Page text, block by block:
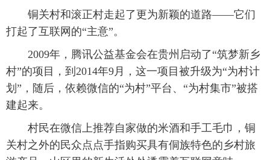
铜关村和滚正村走起了更为新颖的道路——它们
打起了互联网的“主意”。
2009年，腾讯公益基金会在贵州启动了“筑梦新乡
村”的项目，到2014年9月，这一项目被升级为“为村计
划”，随后，依赖微信的“为村”平台、“为村集市”被搭
建起来。
村民在微信上推荐自家做的米酒和手工毛巾，铜
关村之外的民众点点手指购买具有侗族特色的乡村旅